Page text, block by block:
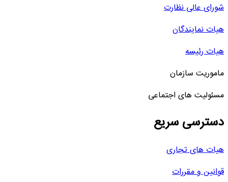
شورای عالی نظارت
هیات نمایندگان
هیات رئیسه
ماموریت سازمان
مسئولیت های اجتماعی
دسترسی سریع
هیات های تجاری
قوانین و مقررات